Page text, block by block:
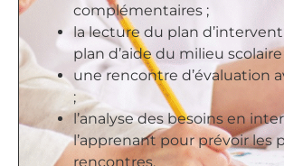
complémentaires ;
la lecture du plan
plan d’aide du milieu scolaire
une rencontre d’évaluation
;
l’analyse des besoins en
l’apprenant pour prévoir les
rencontres.